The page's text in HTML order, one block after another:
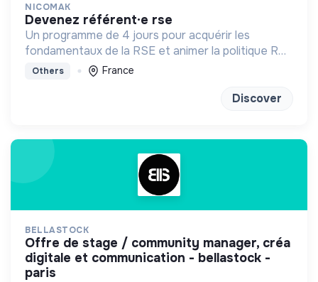
NICOMAK
devenez référent·e rse
Un programme de 4 jours pour acquérir les
fondamentaux de la RSE et animer la politique RSE
de son entreprise.
Others France
Discover
BELLASTOCK
offre de stage / community manager, créa
digitale et communication - bellastock -
paris